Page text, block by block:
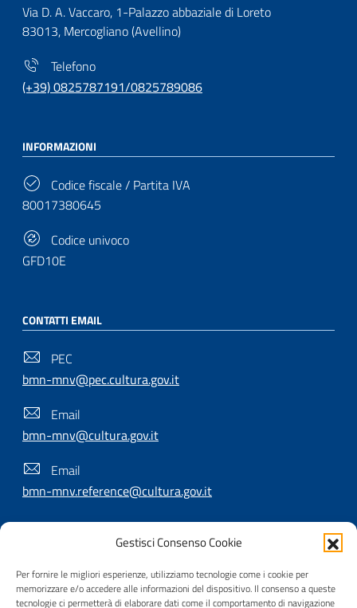
Gestisci Consenso Cookie
Per fornire le migliori esperienze, utilizziamo tecnologie come i cookie per
memorizzare e/o accedere alle informazioni del dispositivo. Il consenso a queste
tecnologie ci permetterà di elaborare dati come il comportamento di navigazione
Via D. A. Vaccaro, 1-Palazzo abbaziale di Loreto
83013, Mercogliano (Avellino)
Telefono
(+39) 0825787191/0825789086
INFORMAZIONI
Codice fiscale / Partita IVA
80017380645
Codice univoco
GFD10E
CONTATTI EMAIL
PEC
bmn-mnv@pec.cultura.gov.it
Email
bmn-mnv@cultura.gov.it
Email
bmn-mnv.reference@cultura.gov.it